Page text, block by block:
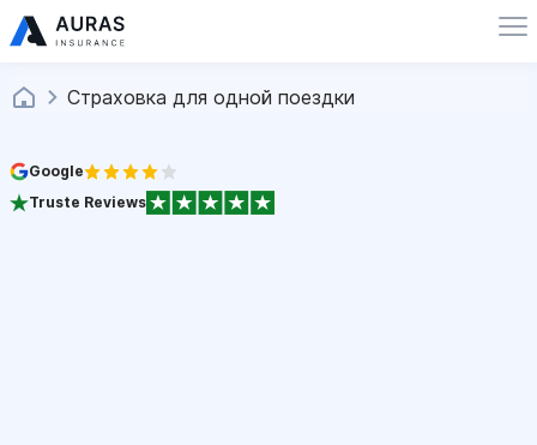
Страховка для одной поездки
Google
Truste Reviews